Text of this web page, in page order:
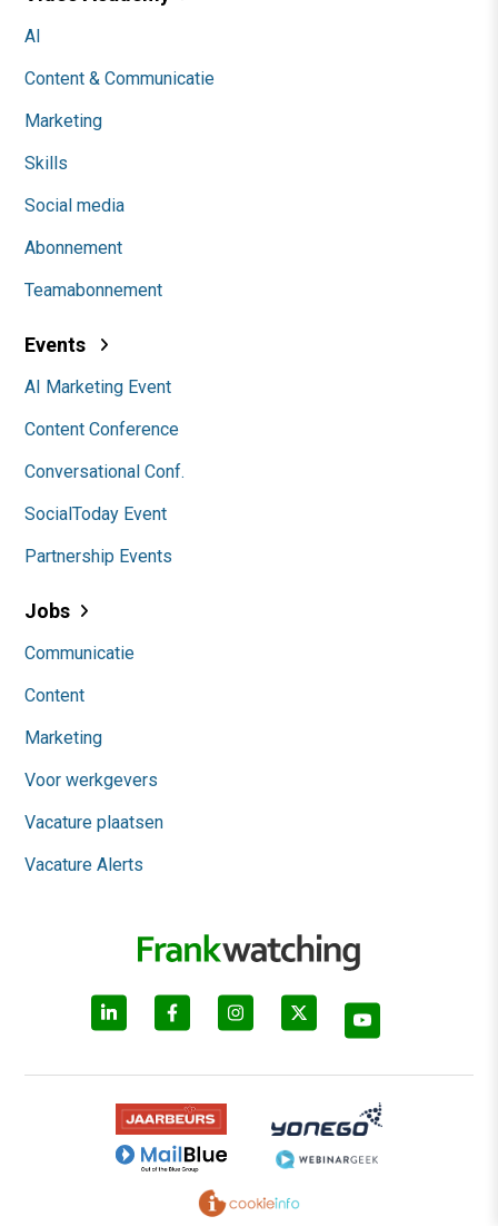
AI
Content & Communicatie
Marketing
Skills
Social media
Abonnement
Teamabonnement
Events
AI Marketing Event
Content Conference
Conversational Conf.
SocialToday Event
Partnership Events
Jobs
Communicatie
Content
Marketing
Voor werkgevers
Vacature plaatsen
Vacature Alerts